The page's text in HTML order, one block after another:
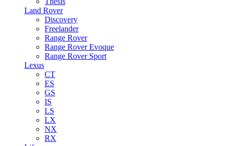
Land Rover
Discovery
Freelander
Range Rover
Range Rover Evoque
Range Rover Sport
Lexus
CT
ES
GS
IS
LS
LX
NX
RX